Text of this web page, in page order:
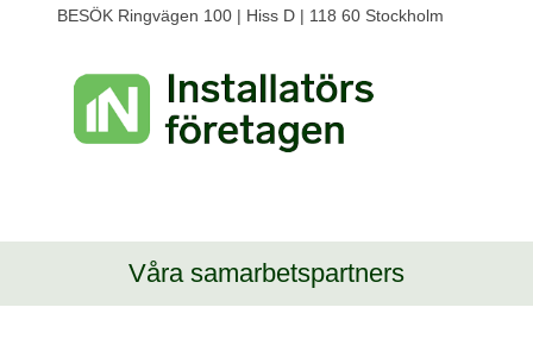
BESÖK Ringvägen 100 | Hiss D | 118 60 Stockholm
Våra samarbetspartners